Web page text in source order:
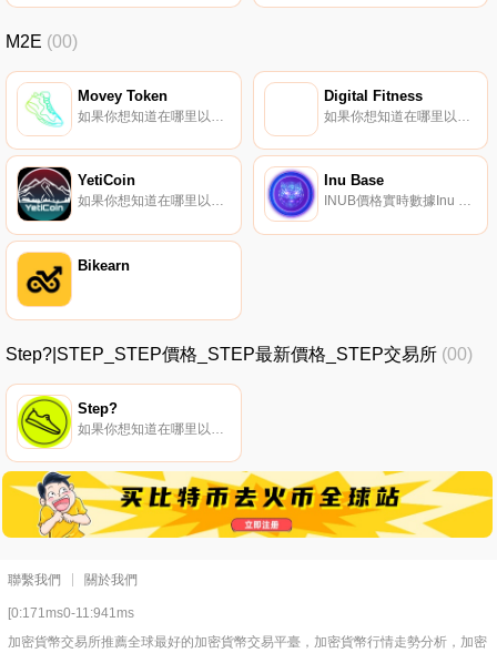
M2E (00)
Movey Token Digital Fitness
YetiCoin
如果你想知道在哪里以當前價格購買YetiCoin,目前交易{YetiCoin]股票的頂級加密貨幣交易所是HotYETICt。您可以在我們的加密貨幣交易所頁面上找到其他列表。我們是一枚對加密貨幣和健身充滿熱情的硬幣.
Inu Base
INUB價格實時數據Inu Base|DeFi 3.0提供了$INUB代幣的自動下注和自動復合功能.
Bikearn
Step?|STEP_STEP價格_STEP最新價格_STEP交易所 (00)
Step?
聯繫我們 關於我們
[0:171ms0-11:941ms
加密貨幣交易所推薦全球最好的加密貨幣交易平臺，加密貨幣行情走勢分析，加密